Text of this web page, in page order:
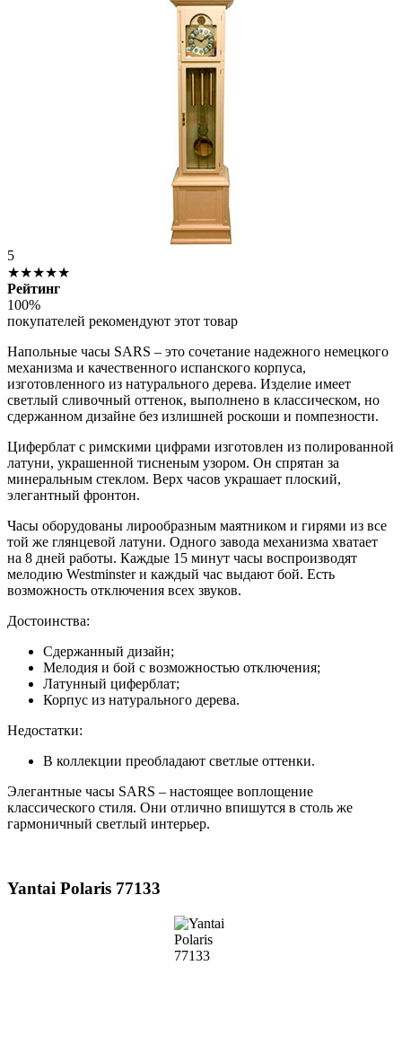
5
★★★★★
Рейтинг
100%
покупателей рекомендуют этот товар
Напольные часы SARS – это сочетание надежного немецкого
механизма и качественного испанского корпуса,
изготовленного из натурального дерева. Изделие имеет
светлый сливочный оттенок, выполнено в классическом, но
сдержанном дизайне без излишней роскоши и помпезности.
Циферблат с римскими цифрами изготовлен из полированной
латуни, украшенной тисненым узором. Он спрятан за
минеральным стеклом. Верх часов украшает плоский,
элегантный фронтон.
Часы оборудованы лирообразным маятником и гирями из все
той же глянцевой латуни. Одного завода механизма хватает
на 8 дней работы. Каждые 15 минут часы воспроизводят
мелодию Westminster и каждый час выдают бой. Есть
возможность отключения всех звуков.
Достоинства:
Сдержанный дизайн;
Мелодия и бой с возможностью отключения;
Латунный циферблат;
Корпус из натурального дерева.
Недостатки:
В коллекции преобладают светлые оттенки.
Элегантные часы SARS – настоящее воплощение
классического стиля. Они отлично впишутся в столь же
гармоничный светлый интерьер.
Yantai Polaris 77133